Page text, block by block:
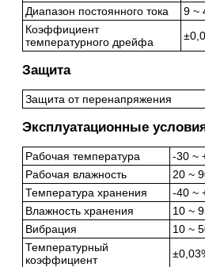
Диапазон постоянного тока
9 ~
Коэффициент
температурного дрейфа
Защита
Защита от перенапряжения
Эксплуатационные
Рабочая температура
-30 ~
Рабочая влажность
20 ~
Температура хранения
-40 ~
Влажность хранения
10 ~
Вибрация
10 ~
Температурный
коэффициент